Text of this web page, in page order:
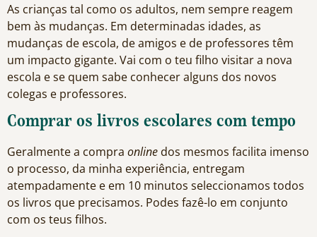
As crianças tal como os adultos, nem sempre reagem
bem às mudanças. Em determinadas idades, as
mudanças de escola, de amigos e de professores têm
um impacto gigante. Vai com o teu filho visitar a nova
escola e se quem sabe conhecer alguns dos novos
colegas e professores.
Comprar os livros escolares com tempo
Geralmente a compra online dos mesmos facilita imenso
o processo, da minha experiência, entregam
atempadamente e em 10 minutos seleccionamos todos
os livros que precisamos. Podes fazê-lo em conjunto
com os teus filhos.